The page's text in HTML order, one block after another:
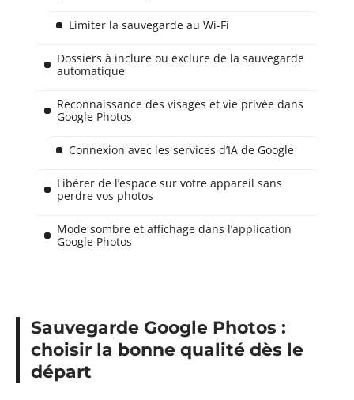
Limiter la sauvegarde au Wi-Fi
Dossiers à inclure ou exclure de la sauvegarde
automatique
Reconnaissance des visages et vie privée dans
Google Photos
Connexion avec les services d’IA de Google
Libérer de l’espace sur votre appareil sans
perdre vos photos
Mode sombre et affichage dans l’application
Google Photos
Sauvegarde Google Photos :
choisir la bonne qualité dès le
départ